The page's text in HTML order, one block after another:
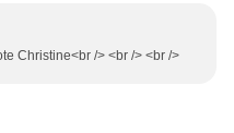
Christine<br /> <br /> <br />